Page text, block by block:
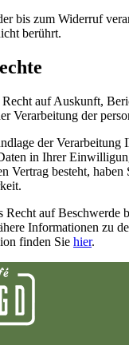
bis zum Widerruf
berührt.
Recht auf Auskunft,
Verarbeitung der
der Verarbeitung
in Ihrer
Vertrag besteht, haben
Recht auf Beschwerde
Informationen zu
finden Sie hier.